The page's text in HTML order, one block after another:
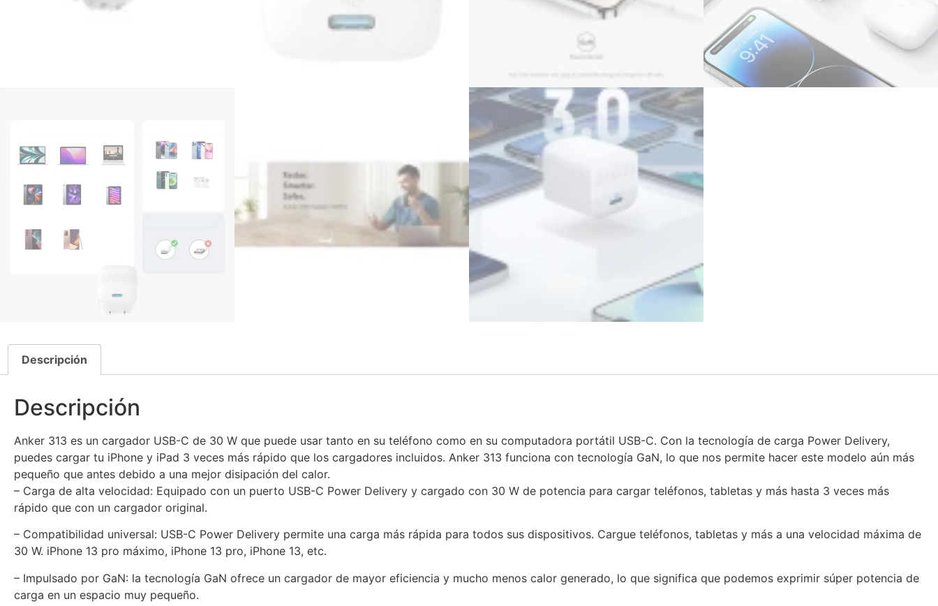
Descripción
Descripción
Anker 313 es un cargador USB-C de 30 W que puede usar tanto en su teléfono como en su computadora portátil USB-C. Con la tecnología de carga Power Delivery,
puedes cargar tu iPhone y iPad 3 veces más rápido que los cargadores incluidos. Anker 313 funciona con tecnología GaN, lo que nos permite hacer este modelo aún más
pequeño que antes debido a una mejor disipación del calor.
– Carga de alta velocidad: Equipado con un puerto USB-C Power Delivery y cargado con 30 W de potencia para cargar teléfonos, tabletas y más hasta 3 veces más
rápido que con un cargador original.
– Compatibilidad universal: USB-C Power Delivery permite una carga más rápida para todos sus dispositivos. Cargue teléfonos, tabletas y más a una velocidad máxima de
30 W. iPhone 13 pro máximo, iPhone 13 pro, iPhone 13, etc.
– Impulsado por GaN: la tecnología GaN ofrece un cargador de mayor eficiencia y mucho menos calor generado, lo que significa que podemos exprimir súper potencia de
carga en un espacio muy pequeño.